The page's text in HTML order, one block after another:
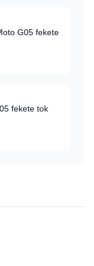
G05 fekete
fekete tok